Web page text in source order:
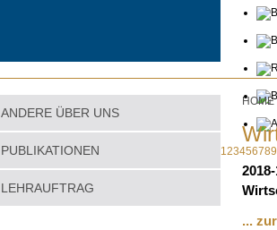
123456789
ANDERE ÜBER UNS
PUBLIKATIONEN
LEHRAUFTRAG
HOME
...